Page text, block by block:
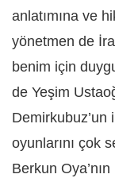
anlatımına ve
yönetmen de
benim için
de Yeşim
Demirkubuz’un
oyunlarını çok
Berkun